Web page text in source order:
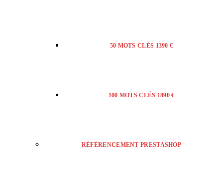
50 MOTS CLÉS 1390 €
100 MOTS CLÉS 1890 €
RÉFÉRENCEMENT PRESTASHOP